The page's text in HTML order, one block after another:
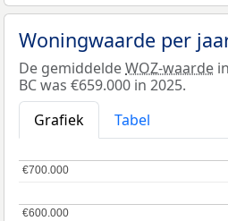
Woningwaarde per
De gemiddeldeWOZ-waarde
BC was €659.000 in 2025.
Grafiek
Tabel
€600.000
€600.000
€700.000
€700.000